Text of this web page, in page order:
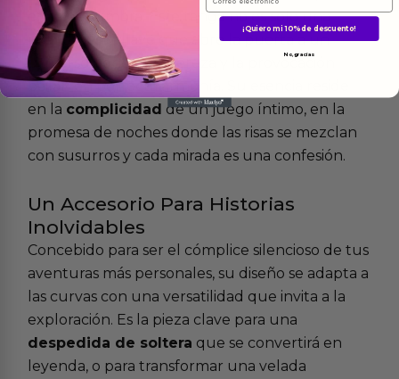
en la penumbra. Este tanga no es solo una
prenda, es la llave que abre la puerta a un
universo donde la ligereza y la provocación
bailan en perfecta armonía. Su esencia reside
en la complicidad de un juego íntimo, en la
promesa de noches donde las risas se mezclan
con susurros y cada mirada es una confesión.
Un Accesorio Para Historias
Inolvidables
Concebido para ser el cómplice silencioso de tus
aventuras más personales, su diseño se adapta a
las curvas con una versatilidad que invita a la
exploración. Es la pieza clave para una
despedida de soltera que se convertirá en
leyenda, o para transformar una velada
¡Quiero mi 10% de descuento!
No, gracias